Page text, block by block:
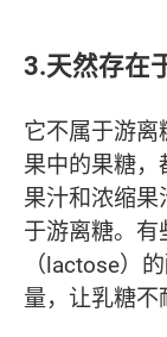
3.天然存在
它不属于游
果中的果糖
果汁和浓缩
于游离糖。
（lactose）
量，让乳糖不